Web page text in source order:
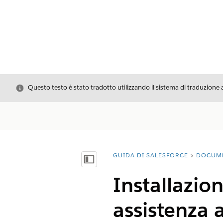
Chiudi
Questo testo è stato tradotto utilizzando il sistema di
Mostra sommario
Ti trovi qui:
GUIDA DI SALESFORCE
assistenza